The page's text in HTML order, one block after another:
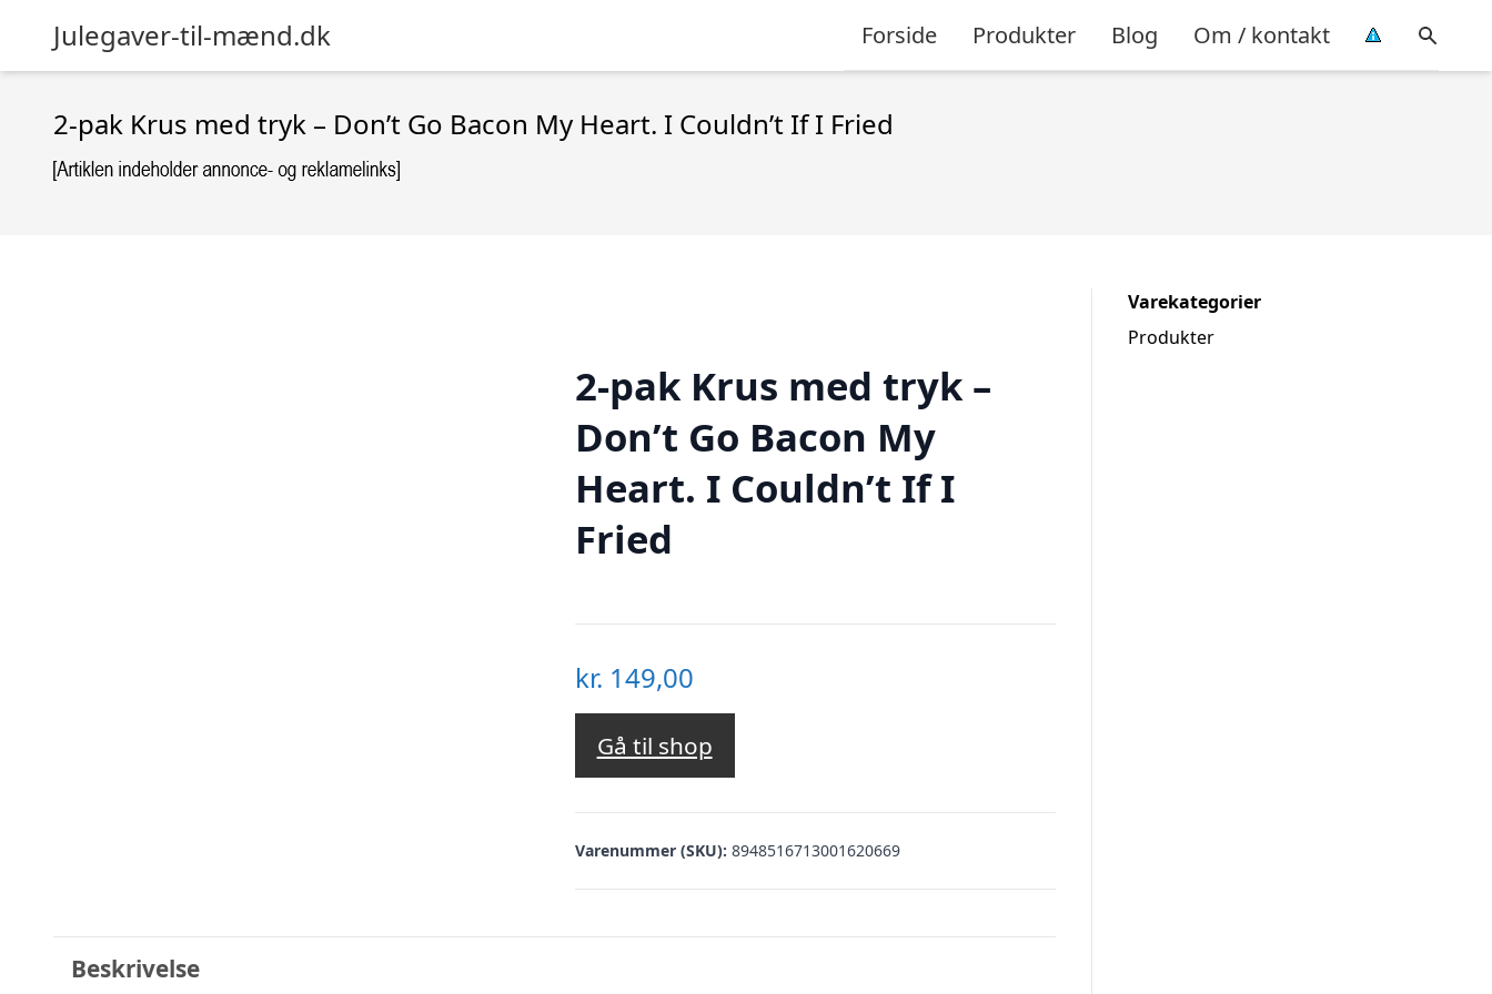
Julegaver-til-mænd.dk Forside Produkter Blog Om / kontakt
2-pak Krus med tryk – Don’t Go Bacon My Heart. I Couldn’t If I Fried
2-pak Krus med tryk –
Don’t Go Bacon My
Heart. I Couldn’t If I
Fried
kr. 149,00
Gå til shop
Varenummer (SKU): 8948516713001620669
Beskrivelse
Varekategorier
Produkter